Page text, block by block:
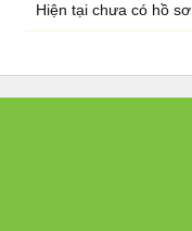
Hiện tại chưa có hồ sơ.